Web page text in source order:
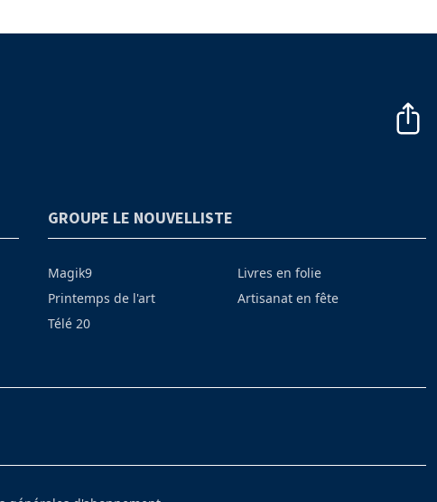
GROUPE LE NOUVELLISTE
Magik9
Printemps de l'art
Télé 20
Livres en folie
Artisanat en fête